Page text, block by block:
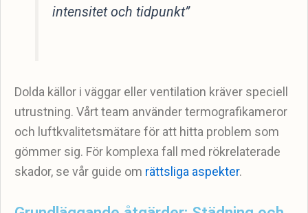
intensitet och tidpunkt”
Dolda källor i väggar eller ventilation kräver speciell
utrustning. Vårt team använder termografikameror
och luftkvalitetsmätare för att hitta problem som
gömmer sig. För komplexa fall med rökrelaterade
skador, se vår guide om rättsliga aspekter.